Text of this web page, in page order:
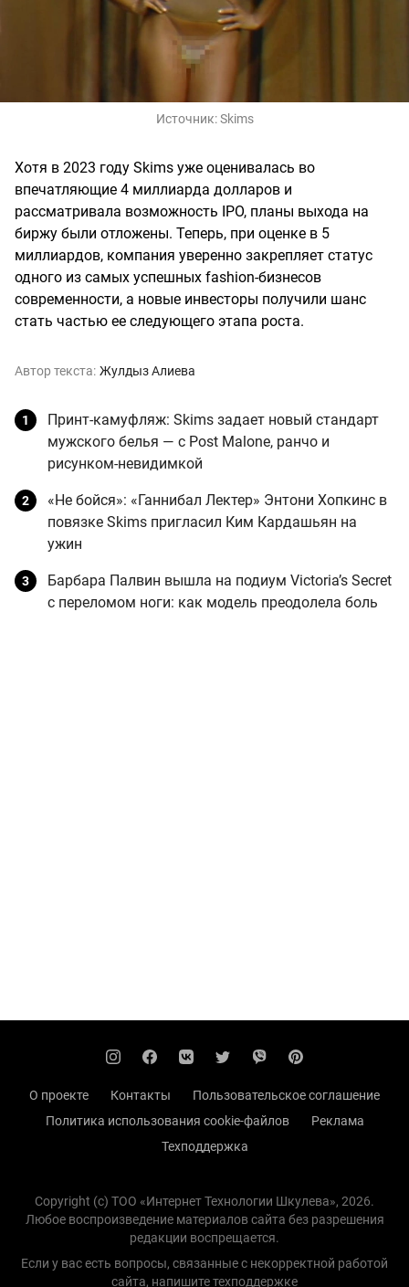
Источник:Skims
Хотя в 2023 году Skims уже оценивалась во
впечатляющие 4 миллиарда долларов и
рассматривала возможность IPO, планы выхода на
биржу были отложены. Теперь, при оценке в 5
миллиардов, компания уверенно закрепляет статус
одного из самых успешных fashion-бизнесов
современности, а новые инвесторы получили шанс
стать частью ее следующего этапа роста.
Автор текста: Жулдыз Алиева
Принт-камуфляж: Skims задает новый стандарт
мужского белья — с Post Malone, ранчо и
рисунком-невидимкой
«Не бойся»: «Ганнибал Лектер» Энтони Хопкинс в
повязке Skims пригласил Ким Кардашьян на
ужин
Барбара Палвин вышла на подиум Victoria’s Secret
с переломом ноги: как модель преодолела боль
О проекте Контакты
Пользовательское соглашение
Политика использования cookie-файлов
Реклама
Техподдержка
Copyright (с) TOO «Интернет Технологии Шкулева», 2026.
Любое воспроизведение материалов сайта без разрешения
редакции воспрещается.
Если у вас есть вопросы, связанные с некорректной работой
сайта, напишитетехподдержке